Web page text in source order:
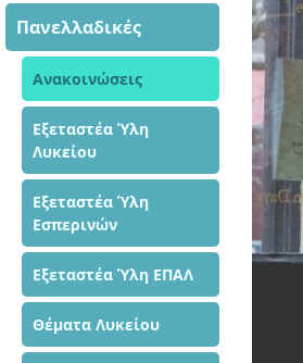
Πανελλαδικές
Ανακοινώσεις
Εξεταστέα Ύλη
Λυκείου
Εξεταστέα Ύλη
Εσπερινών
Εξεταστέα Ύλη ΕΠΑΛ
Θέματα Λυκείου